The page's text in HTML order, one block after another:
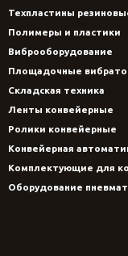
Техпластины
Полимеры и пластики
Виброоборудование
Площадочные
Складская техника
Ленты конвейерные
Ролики конвейерные
Конвейерная
Комплектующие для
Оборудование